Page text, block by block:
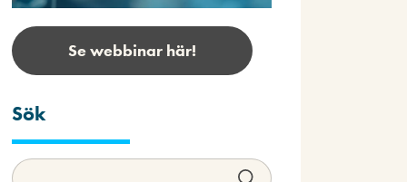
Se webbinar här!
Sök